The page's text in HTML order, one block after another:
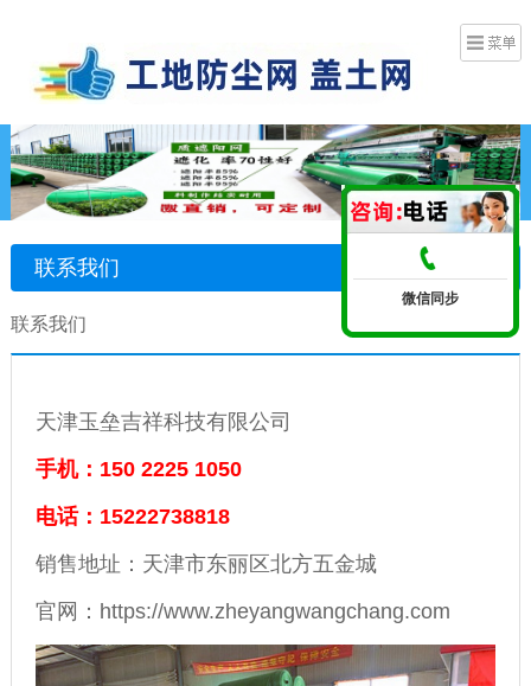
联系我们
联系我们
天津玉垒吉祥科技有限公司
手机：150 2225 1050
电话：15222738818
销售地址：天津市东丽区北方五金城
官网：https://www.zheyangwangchang.com
微信同步